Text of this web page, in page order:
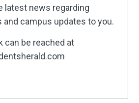
latest news regarding
campus updates to you.
can be reached at